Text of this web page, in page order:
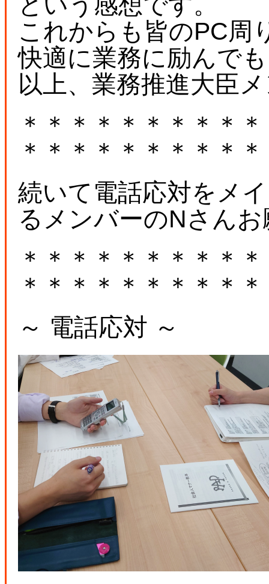
これからも皆のPC周
快適に業務に励んで
以上、業務推進大臣
＊＊＊＊＊＊＊＊＊
＊＊＊＊＊＊＊＊＊
続いて電話応対をメ
るメンバーのNさん
＊＊＊＊＊＊＊＊＊
＊＊＊＊＊＊＊＊＊
～ 電話応対 ～